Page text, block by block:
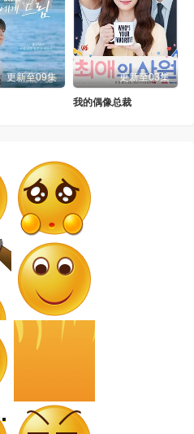
更新至09集 更新至03集
我的偶像总裁